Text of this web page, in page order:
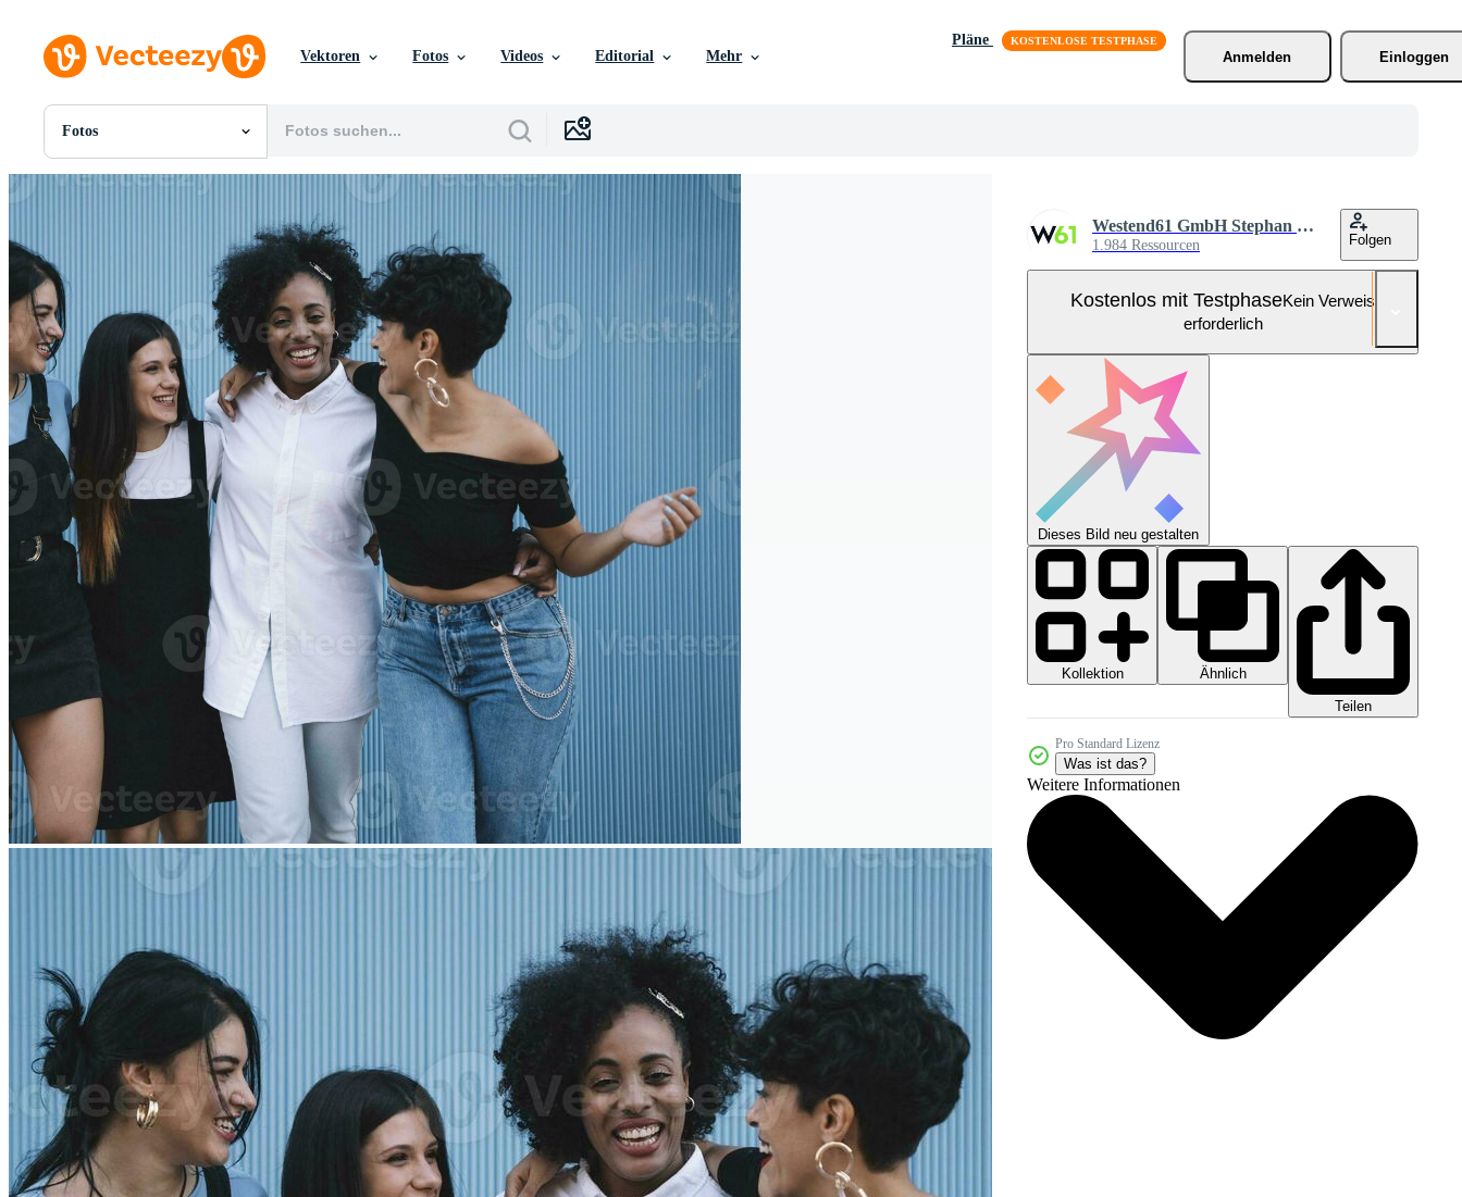
Vektoren Fotos Videos Editorial Mehr
Pläne
Anmelden
Einloggen
Fotos
Alle Bilder
Fotos
Videos
Motion Graphics
Redaktionelle Bilder
Redaktionelle Ereignisse
Westend61 GmbH Stephan Bock
1.984 Ressourcen Folgen
Kostenlos mit TestphaseKein Verweis
erforderlich
Dieses Bild neu gestalten
Kollektion
Ähnlich
Teilen
Pro Standard Lizenz
Was ist das?
Weitere Informationen